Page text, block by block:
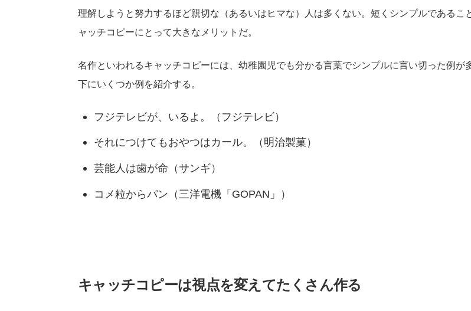
理解しようと努力するほど親切な（あるいはヒマな）人は多くない。短くシンプルであるこ
ャッチコピーにとって大きなメリットだ。
名作といわれるキャッチコピーには、幼稚園児でも分かる言葉でシンプルに言い切った例が
下にいくつか例を紹介する。
フジテレビが、いるよ。（フジテレビ）
それにつけてもおやつはカール。（明治製菓）
芸能人は歯が命（サンギ）
コメ粒からパン（三洋電機「GOPAN」）
キャッチコピーは視点を変えてたくさん作る